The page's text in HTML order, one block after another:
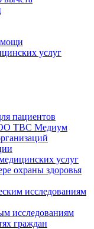
услуг
пациентов
ТВС Медиум
услуг
охраны здоровья
исследованиям
исследованиям
граждан